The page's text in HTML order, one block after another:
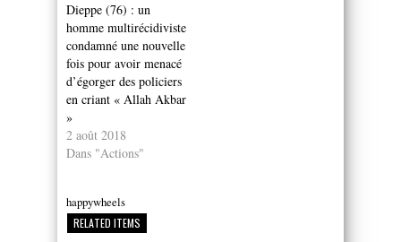
Dieppe (76) : un
homme multirécidiviste
condamné une nouvelle
fois pour avoir menacé
d’égorger des policiers
en criant « Allah Akbar
»
2 août 2018
Dans "Actions"
happywheels
RELATED ITEMS